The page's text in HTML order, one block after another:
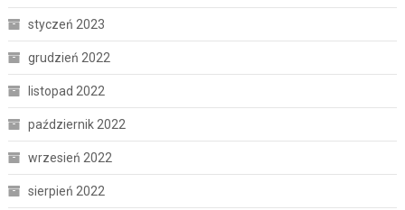
styczeń 2023
grudzień 2022
listopad 2022
październik 2022
wrzesień 2022
sierpień 2022